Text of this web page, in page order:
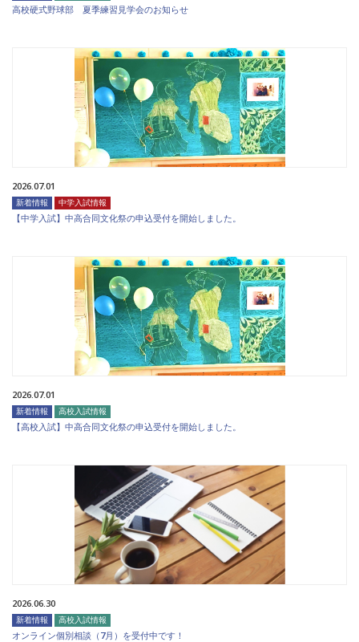
高校硬式野球部 夏季練習見学会のお知らせ
2026.07.01
新着情報 中学入試情報
【中学入試】中高合同文化祭の申込受付を開始しました。
2026.07.01
新着情報 高校入試情報
【高校入試】中高合同文化祭の申込受付を開始しました。
2026.06.30
新着情報 高校入試情報
オンライン個別相談（7月）を受付中です！